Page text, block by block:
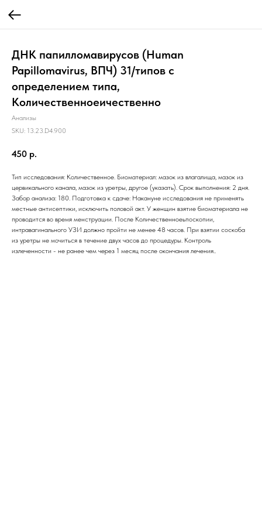
ДНК папилломавирусов (Human
Papillomavirus, ВПЧ) 31/типов с
определением типа,
Количественноеичественно
Анализы
SKU: 13.23.D4.900
450 р.
Тип исследования: Количественное. Биоматериал: мазок из влагалища, мазок из
цервикального канала, мазок из уретры, другое (указать). Срок выполнения: 2 дня.
Забор анализа: 180. Подготовка к сдаче: Накануне исследования не применять
местные антисептики, исключить половой акт. У женщин взятие биоматериала не
проводится во время менструации. После Количественноеьпоскопии,
интравагинального УЗИ должно пройти не менее 48 часов. При взятии соскоба
из уретры не мочиться в течение двух часов до процедуры. Контроль
излеченности - не ранее чем через 1 месяц после окончания лечения..